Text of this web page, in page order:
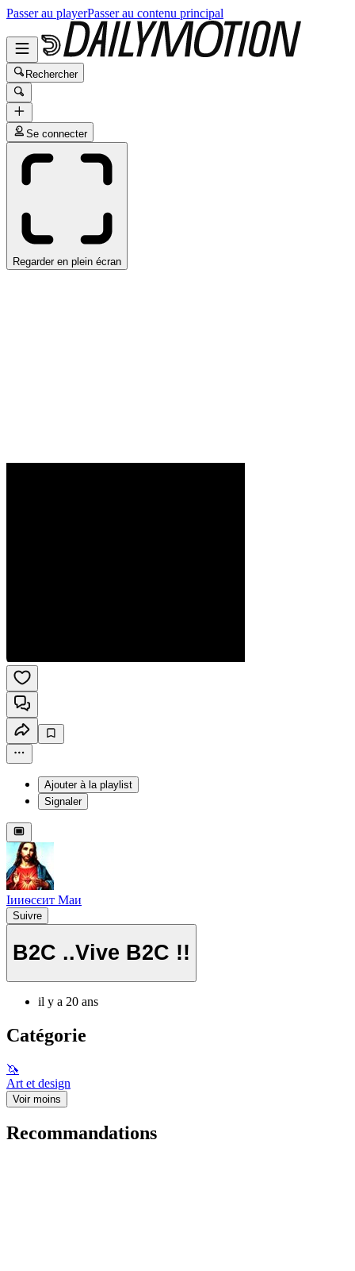
Passer au playerPasser au contenu principal
Rechercher
Se connecter
Regarder en plein écran
Ajouter à la playlist
Signaler
Іииѳсєит Маи
Suivre
B2C ..Vive B2C !!
il y a 20 ans
Catégorie
🦄
Art et design
Voir moins
Recommandations